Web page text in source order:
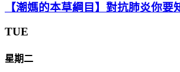
【潮媽的本草綱目】對抗肺炎你要
TUE
星期二